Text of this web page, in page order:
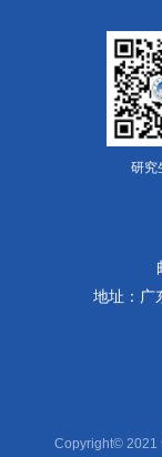
研究
地址：广
笃
Copyright© 2021